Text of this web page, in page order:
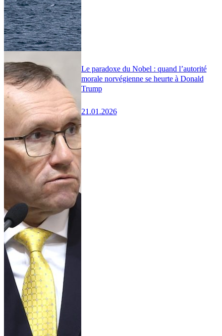
Le paradoxe du Nobel : quand l’autorité
morale norvégienne se heurte à Donald
Trump
21.01.2026